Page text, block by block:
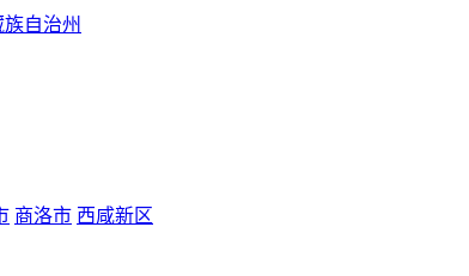
自治州
商洛市 西咸新区